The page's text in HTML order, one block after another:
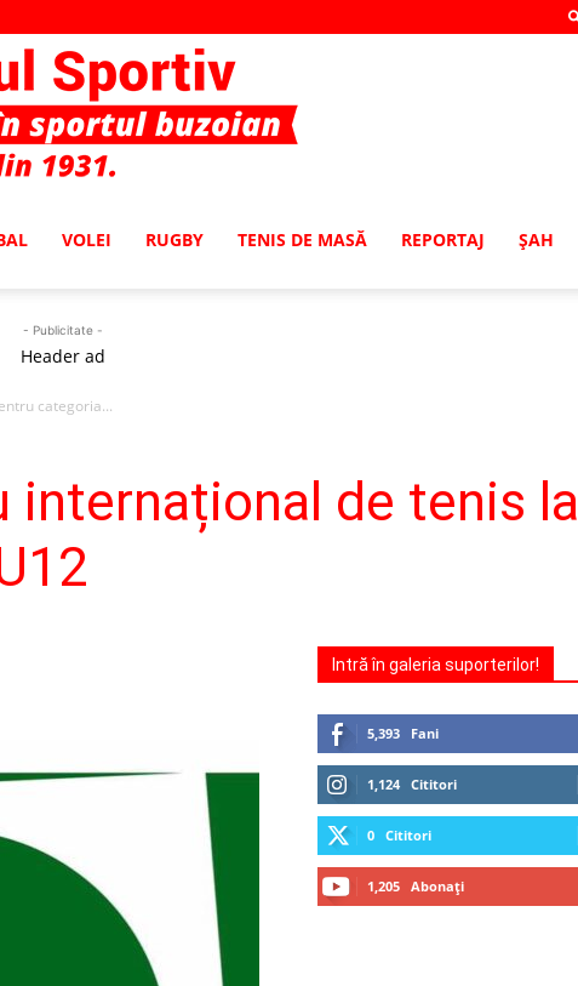
Sportiv
VOLEI RUGBY TENIS DE MASĂ REPORTAJ ŞAH
- Publicitate -
Header ad
categoria...
internațional de tenis la
Intră în galeria suporterilor!
5,393 Fani
1,124 Cititori
0 Cititori
1,205 Abonați